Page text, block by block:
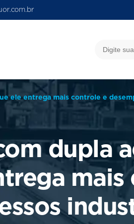
ele entrega mais controle e
dupla